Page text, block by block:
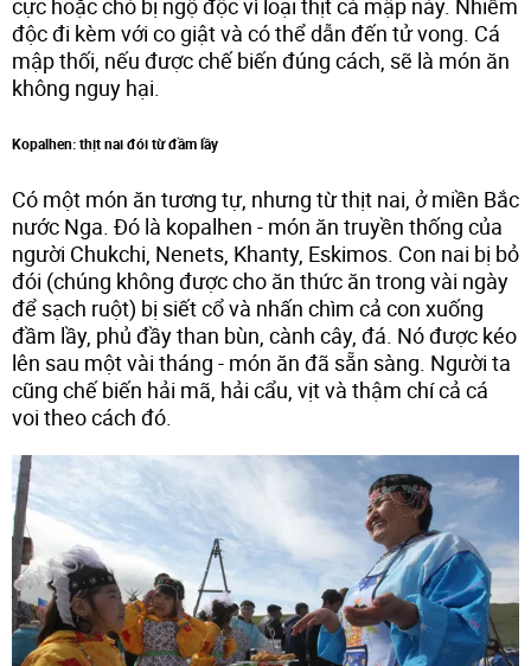
cực hoặc chó bị ngộ độc vì loại thịt cá mập này. Nhiễm
độc đi kèm với co giật và có thể dẫn đến tử vong. Cá
mập thối, nếu được chế biến đúng cách, sẽ là món ăn
không nguy hại.
Kopalhen: thịt nai đói từ đầm lầy
Có một món ăn tương tự, nhưng từ thịt nai, ở miền Bắc
nước Nga. Đó là kopalhen - món ăn truyền thống của
người Chukchi, Nenets, Khanty, Eskimos. Con nai bị bỏ
đói (chúng không được cho ăn thức ăn trong vài ngày
để sạch ruột) bị siết cổ và nhấn chìm cả con xuống
đầm lầy, phủ đầy than bùn, cành cây, đá. Nó được kéo
lên sau một vài tháng - món ăn đã sẵn sàng. Người ta
cũng chế biến hải mã, hải cẩu, vịt và thậm chí cả cá
voi theo cách đó.